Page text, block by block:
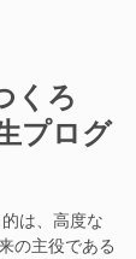
くろ
プログ
は、高度な
の主役である